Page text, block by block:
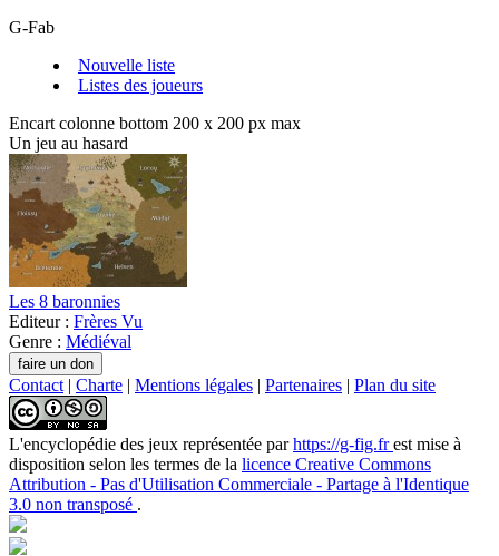
G-Fab
Nouvelle liste
Listes des joueurs
Encart colonne bottom 200 x 200 px max
Un jeu au hasard
Les 8 baronnies
Editeur : Frères Vu
Genre : Médiéval
Contact | Charte | Mentions légales | Partenaires | Plan du site
L'encyclopédie des jeux représentée parhttps://g-fig.frest mise à
disposition selon les termes de la licence Creative Commons
Attribution - Pas d'Utilisation Commerciale - Partage à l'Identique
3.0 non transposé .